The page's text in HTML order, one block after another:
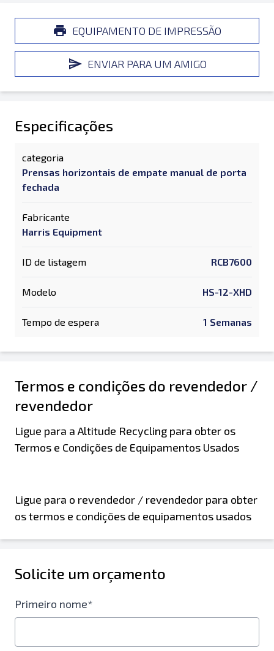
EQUIPAMENTO DE IMPRESSÃO
ENVIAR PARA UM AMIGO
Especificações
categoria
Prensas horizontais de empate manual de porta
fechada
Fabricante
Harris Equipment
ID de listagem RCB7600
Modelo HS-12-XHD
Tempo de espera 1 Semanas
Termos e condições do revendedor /
revendedor
Ligue para a Altitude Recycling para obter os
Termos e Condições de Equipamentos Usados
Ligue para o revendedor / revendedor para obter
os termos e condições de equipamentos usados
Solicite um orçamento
Primeiro nome*